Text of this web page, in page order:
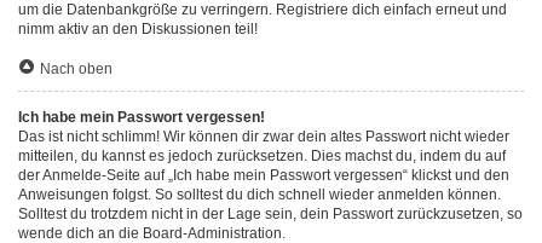
um die Datenbankgröße zu verringern. Registriere dich einfach erneut und
nimm aktiv an den Diskussionen teil!
Nach oben
Ich habe mein Passwort vergessen!
Das ist nicht schlimm! Wir können dir zwar dein altes Passwort nicht wieder
mitteilen, du kannst es jedoch zurücksetzen. Dies machst du, indem du auf
der Anmelde-Seite auf „Ich habe mein Passwort vergessen“ klickst und den
Anweisungen folgst. So solltest du dich schnell wieder anmelden können.
Solltest du trotzdem nicht in der Lage sein, dein Passwort zurückzusetzen, so
wende dich an die Board-Administration.